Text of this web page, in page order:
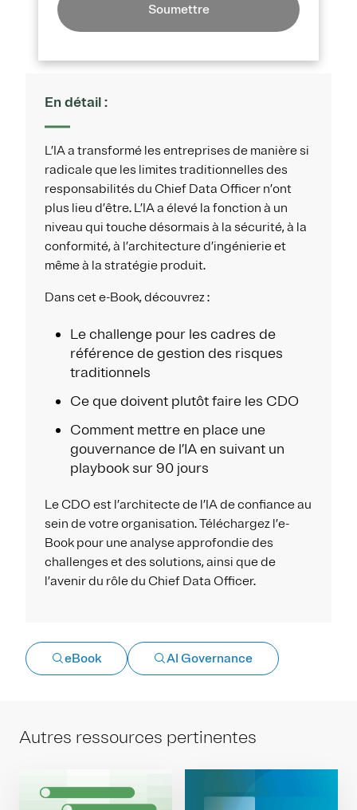
Soumettre
En détail :
L’IA a transformé les entreprises de manière si
radicale que les limites traditionnelles des
responsabilités du Chief Data Officer n’ont
plus lieu d’être. L’IA a élevé la fonction à un
niveau qui touche désormais à la sécurité, à la
conformité, à l’architecture d’ingénierie et
même à la stratégie produit.
Dans cet e-Book, découvrez :
Le challenge pour les cadres de
référence de gestion des risques
traditionnels
Ce que doivent plutôt faire les CDO
Comment mettre en place une
gouvernance de l’IA en suivant un
playbook sur 90 jours
Le CDO est l’architecte de l’IA de confiance au
sein de votre organisation. Téléchargez l’e-
Book pour une analyse approfondie des
challenges et des solutions, ainsi que de
l’avenir du rôle du Chief Data Officer.
eBook AI Governance
Autres ressources pertinentes